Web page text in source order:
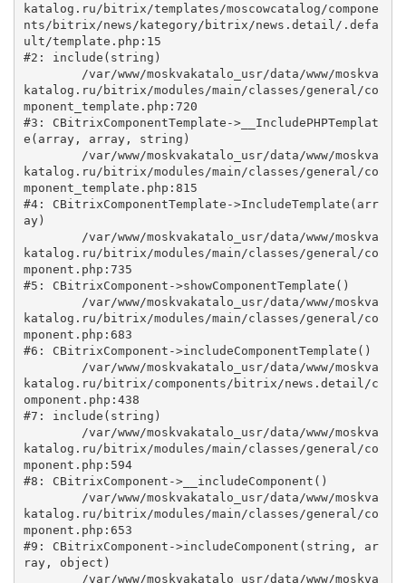
katalog.ru/bitrix/templates/moscowcatalog/compone
nts/bitrix/news/kategory/bitrix/news.detail/.defa
ult/template.php:15
#2: include(string)
katalog.ru/bitrix/modules/main/classes/general/co
mponent_template.php:720
#3: CBitrixComponentTemplate->__IncludePHPTemplat
e(array, array, string)
katalog.ru/bitrix/modules/main/classes/general/co
mponent_template.php:815
#4: CBitrixComponentTemplate->IncludeTemplate(arr
ay)
katalog.ru/bitrix/modules/main/classes/general/co
mponent.php:735
#5: CBitrixComponent->showComponentTemplate()
katalog.ru/bitrix/modules/main/classes/general/co
mponent.php:683
#6: CBitrixComponent->includeComponentTemplate()
katalog.ru/bitrix/components/bitrix/news.detail/c
omponent.php:438
#7: include(string)
katalog.ru/bitrix/modules/main/classes/general/co
mponent.php:594
#8: CBitrixComponent->__includeComponent()
katalog.ru/bitrix/modules/main/classes/general/co
mponent.php:653
#9: CBitrixComponent->includeComponent(string, ar
ray, object)